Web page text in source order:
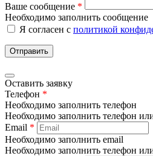
Ваше сообщение *
Необходимо заполнить сообщение
Я согласен с политикой
Отправить
Оставить заявку
Телефон *
Необходимо заполнить телефон
Необходимо заполнить телефон
Email *
Необходимо заполнить email
Необходимо заполнить телефон